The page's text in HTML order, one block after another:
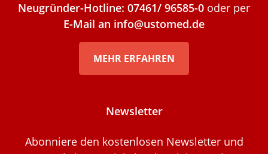
Neugründer-Hotline: 07461/ 96585-0 oder per
E-Mail an info@ustomed.de
MEHR ERFAHREN
Newsletter
Abonniere den kostenlosen Newsletter und